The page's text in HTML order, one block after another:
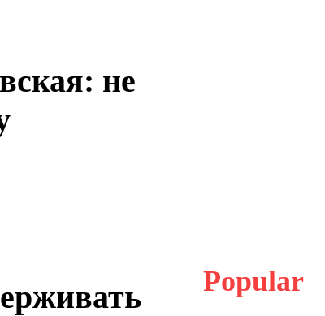
не
Popular